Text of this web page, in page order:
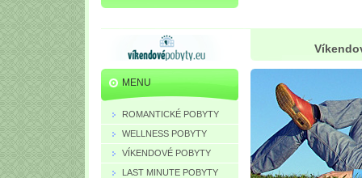
MENU
ROMANTICKÉ POBYTY
WELLNESS POBYTY
VÍKENDOVÉ POBYTY
LAST MINUTE POBYTY